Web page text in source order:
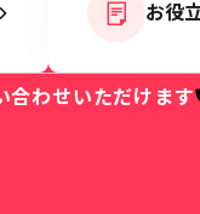
お役
合わせいただけます